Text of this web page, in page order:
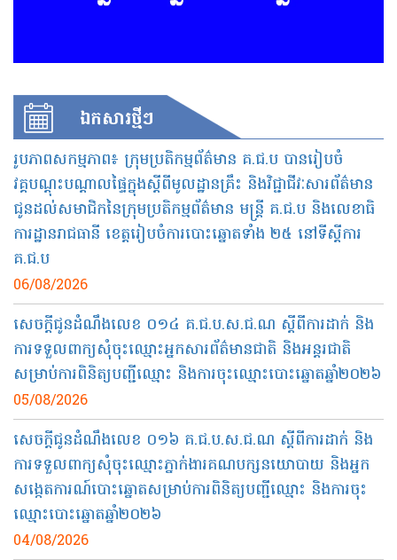
ឯកសារ​ថ្មីៗ
រូបភាពសកម្មភាព៖ ក្រុមប្រតិកម្មព័ត៌មាន គ.ជ.ប បានរៀបចំ
វគ្គបណ្តុះបណ្តាលផ្ទៃក្នុងស្តីពីមូលដ្ឋានគ្រឹះ និងវិជ្ជាជីវៈសារព័ត៌មាន
ជូនដល់សមាជិកនៃក្រុមប្រតិកម្មព័ត៌មាន មន្ត្រី គ.ជ.ប និងលេខាធិ
ការដ្ឋានរាជធានី ខេត្តរៀបចំការបោះឆ្នោតទាំង ២៥ នៅទីស្តីការ
គ.ជ.ប
06/08/2026
សេចក្តីជូនដំណឹងលេខ ០១៤ គ.ជ.ប.ស.ជ.ណ ស្តីពីការដាក់ និង
ការទទួលពាក្យសុំចុះឈ្មោះអ្នកសារព័ត៌មានជាតិ និងអន្តរជាតិ
សម្រាប់ការពិនិត្យបញ្ជីឈ្មោះ និងការចុះឈ្មោះបោះឆ្នោតឆ្នាំ២០២៦
05/08/2026
សេចក្តីជូនដំណឹងលេខ ០១៦ គ.ជ.ប.ស.ជ.ណ ស្តីពី​ការដាក់ និង
ការទទួលពាក្យសុំចុះឈ្មោះភ្នាក់ងារគណបក្សនយោបាយ និងអ្នក
សង្កេតការណ៍បោះឆ្នោតសម្រាប់ការពិនិត្យបញ្ជីឈ្មោះ និងការចុះ
ឈ្មោះបោះឆ្នោតឆ្នាំ២០២៦
04/08/2026